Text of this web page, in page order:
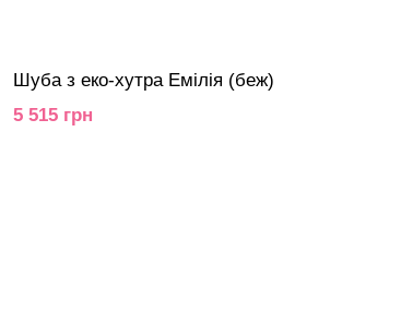
Шуба з еко-хутра Емілія (беж)
5 515 грн